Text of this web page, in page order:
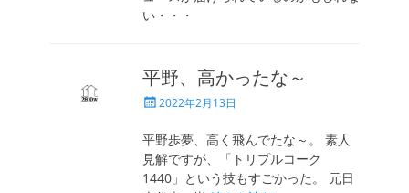
い・・・
平野、高かったな～
投
日
2022年2月13日
平野歩夢、高く飛んでたな～。 素人
見解ですが、「トリプルコーク
1440」という技もすごかった。 元日